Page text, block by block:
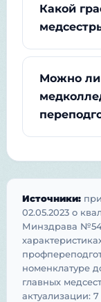
Какой
Можно ли
Источники:
02.05.2023 о
Минздрава
номенклатуре
главных
актуализации: